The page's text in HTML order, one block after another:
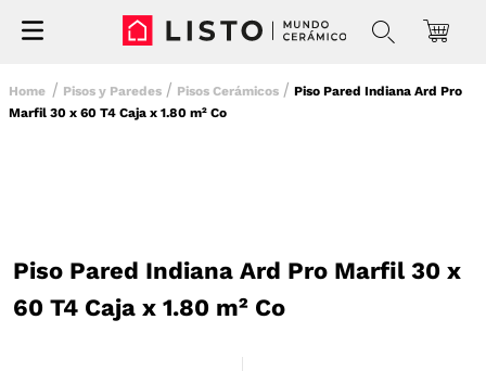
Pisos y Paredes Pisos Cerámicos
Piso Pared Indiana Ard Pro
Marfil 30 x 60 T4 Caja x 1.80 m² Co
Piso Pared Indiana Ard Pro Marfil 30 x
60 T4 Caja x 1.80 m² Co